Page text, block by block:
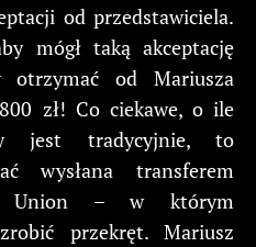
od przedstawiciela.
mógł taką akceptację
otrzymać od Mariusza
zł! Co ciekawe, o ile
jest tradycyjnie, to
wysłana transferem
Union – w którym
przekręt. Mariusz